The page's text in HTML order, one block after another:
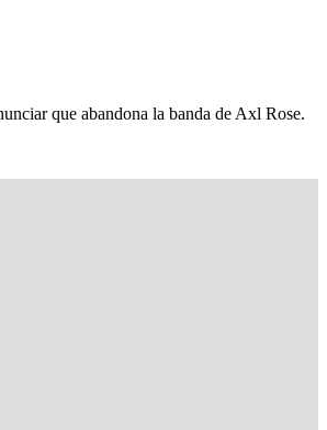
que abandona la banda de Axl Rose.